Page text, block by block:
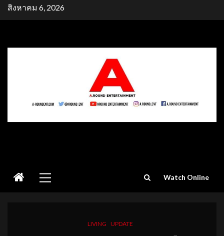
Skipสิงหาคม 6, 2026
Menu
Watch Online
LIVING UPDATE